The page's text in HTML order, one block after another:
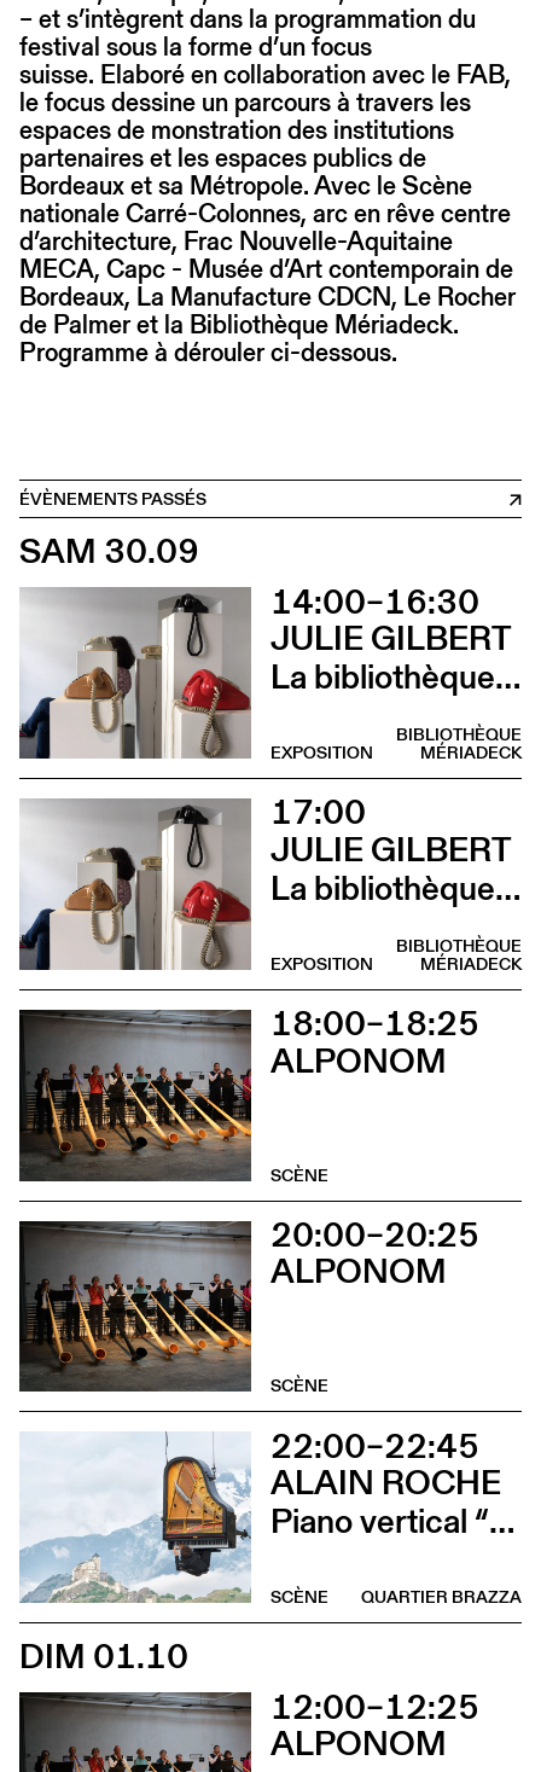
– et s’intègrent dans la programmation du
festival sous la forme d’un focus
suisse. Elaboré en collaboration avec le FAB,
le focus dessine un parcours à travers les
espaces de monstration des institutions
partenaires et les espaces publics de
Bordeaux et sa Métropole. Avec le Scène
nationale Carré-Colonnes, arc en rêve centre
d’architecture, Frac Nouvelle-Aquitaine
MECA, Capc - Musée d’Art contemporain de
Bordeaux, La Manufacture CDCN, Le Rocher
de Palmer et la Bibliothèque Mériadeck.
Programme à dérouler ci-dessous.
ÉVÈNEMENTS PASSÉS
SAM 30.09
14:00–16:30
JULIE GILBERT
La bibliothèque sonore des femmes (Atelier d’écriture par Julie Gilbert)
BIBLIOTHÈQUE
MÉRIADECK
EXPOSITION
17:00
JULIE GILBERT
La bibliothèque sonore des femmes (Vernissage)
BIBLIOTHÈQUE
MÉRIADECK
EXPOSITION
18:00–18:25
ALPONOM
SCÈNE
20:00–20:25
ALPONOM
SCÈNE
22:00–22:45
ALAIN ROCHE
Piano vertical “Chantier”
QUARTIER BRAZZA
SCÈNE
DIM 01.10
12:00–12:25
ALPONOM